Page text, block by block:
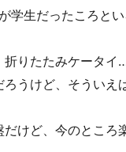
学生だったころと
りたたみケータイ…
うけど、そういえ
けど、今のところ